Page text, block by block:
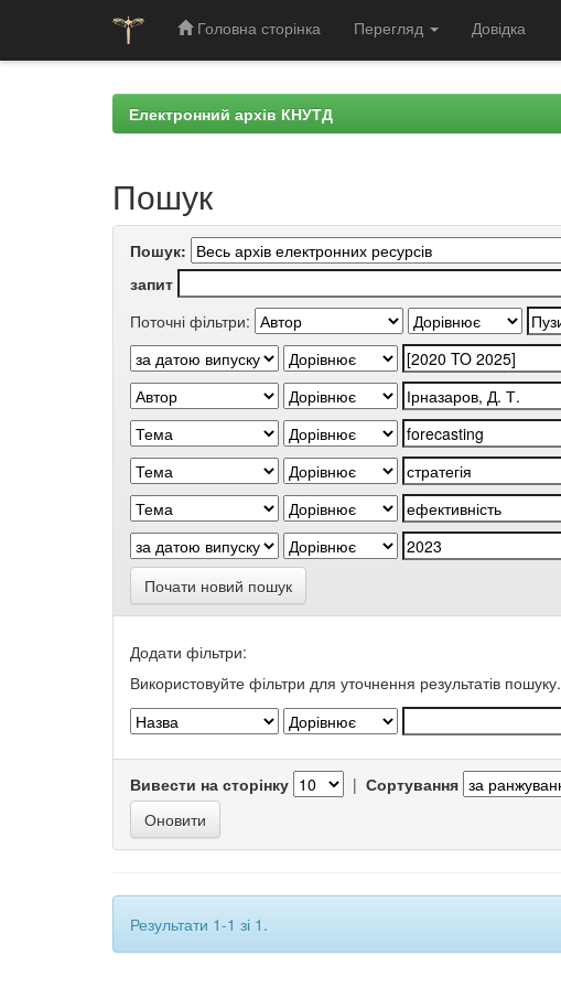
Головна сторінка Перегляд Довідка
Електронний архів КНУТД
Пошук
Пошук:
запит
Поточні фільтри:
Почати новий пошук
Додати фільтри:
Використовуйте фільтри для уточнення результатів пошуку.
Вивести на сторінку | Сортування
Результати 1-1 зі 1.